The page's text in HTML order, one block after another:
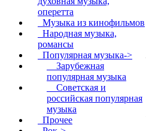
оперетта
Музыка из кинофильмов
Народная музыка,
романсы
Популярная музыка->
Зарубежная
популярная музыка
Советская и
российская популярная
музыка
Прочее